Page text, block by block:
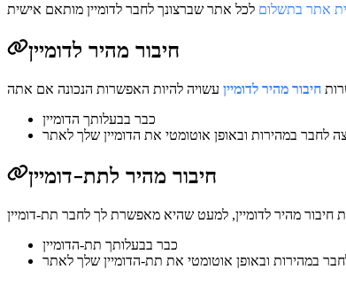
אתר בתשלום
חיבור מהיר לדומיין
חיבור מהיר לדומיין
כבר בבעלותך הדומיין
חיבור מהיר לתת-דומיין
כבר בבעלותך תת-הדומיין